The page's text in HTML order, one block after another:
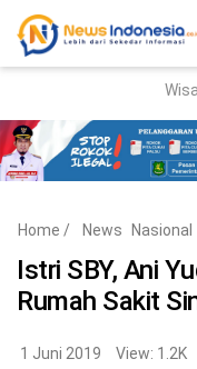
Parlemen
Nasional
Peristiwa
Home / News Nasional
Istri SBY, Ani
Rumah Sakit
1 Juni 2019 View: 1.2K